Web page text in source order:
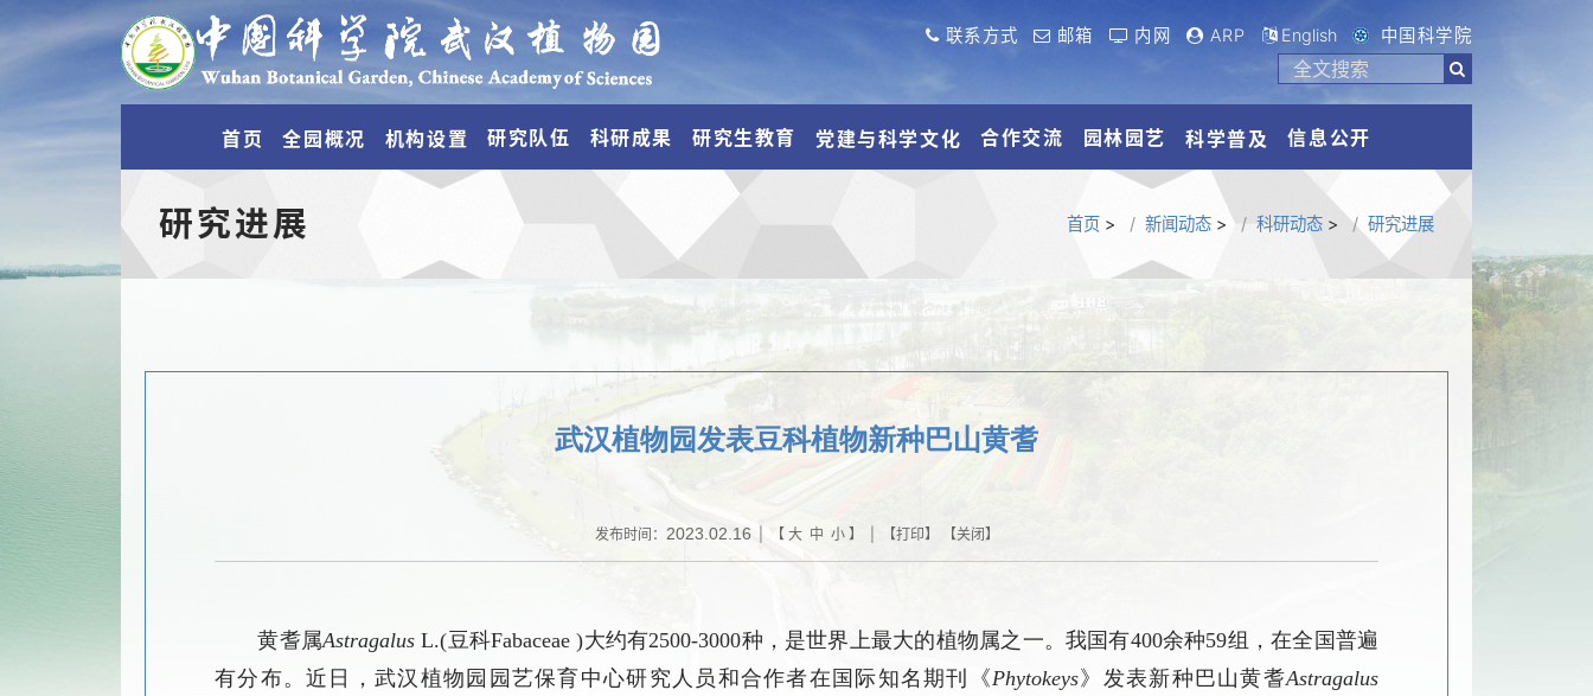
联系方式 邮箱 内网 ARP English 中国科学院
首页 全园概况 机构设置 研究队伍 科研成果 研究生教育 党建与科学文化 合作交流 园林园艺 科学普及 信息公开
研究进展 首页> 新闻动态> 科研动态> 研究进展
武汉植物园发表豆科植物新种巴山黄耆
发布时间： 2023.02.16| 【 大 中 小】 | 【打印】 【关闭】
黄耆属Astragalus L.(豆科Fabaceae )大约有2500-3000种，是世界上最大的植物属之一。我国有400余种59组，在全国普遍
有分布。近日，武汉植物园园艺保育中心研究人员和合作者在国际知名期刊《Phytokeys》发表新种巴山黄耆Astragalus